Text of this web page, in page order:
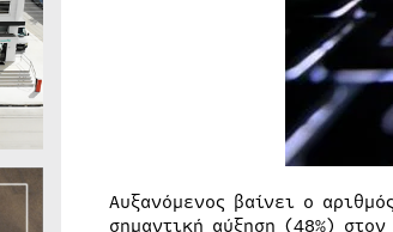
Αυξανόμενος βαίνει ο
σημαντική αύξηση (48%)